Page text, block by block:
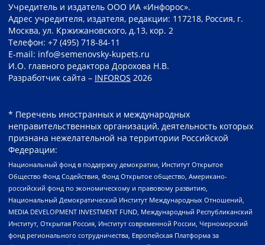
Учредитель и издатель ООО ИА «Инфорос».
Адрес учредителя, издателя, редакции: 117218, Россия, г.
Москва, ул. Кржижановского, д.13, кор. 2
Телефон: +7 (495) 718-84-11
E-mail: info@semenovsky-kupets.ru
И.О. главного редактора Дорохова Н.В.
Разработчик сайта – INFOROS 2026
* Перечень иностранных и международных
неправительственных организаций, деятельность которых
признана нежелательной на территории Российской
Федерации:
Национальный фонд в поддержку демократии, Институт Открытое
Общество Фонд Содействия, Фонд Открытое общество, Американо-
российский фонд по экономическому и правовому развитию,
Национальный Демократический Институт Международных Отношений,
MEDIA DEVELOPMENT INVESTMENT FUND, Международный Республиканский
Институт, Открытая Россия, Институт современной России, Черноморский
фонд регионального сотрудничества, Европейская Платформа за